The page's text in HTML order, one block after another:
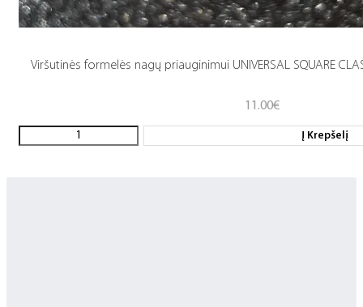
Viršutinės formelės nagų priauginimui UNIVERSAL SQUARE
11.00€
Į Krepšelį